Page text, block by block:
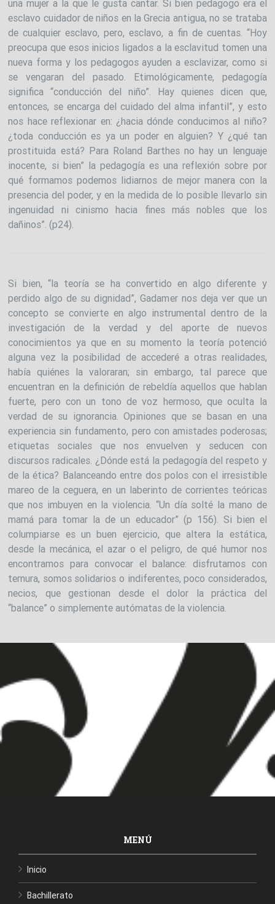
una mujer a la que le gusta cantar. Si bien pedagogo era el
esclavo cuidador de niños en la Grecia antigua, no se trataba
de cualquier esclavo, pero, esclavo, a fin de cuentas. “Hoy
preocupa que esos inicios ligados a la esclavitud tomen una
nueva forma y los pedagogos ayuden a esclavizar, como si
se vengaran del pasado. Etimológicamente, pedagogía
significa “conducción del niño”. Hay quienes dicen que,
entonces, se encarga del cuidado del alma infantil”, y esto
nos hace reflexionar en: ¿hacia dónde conducimos al niño?
¿toda conducción es ya un poder en alguien? Y ¿qué tan
prostituida está? Para Roland Barthes no hay un lenguaje
inocente, si bien” la pedagogía es una reflexión sobre por
qué formamos podemos lidiarnos de mejor manera con la
presencia del poder, y en la medida de lo posible llevarlo sin
ingenuidad ni cinismo hacia fines más nobles que los
dañinos”. (p24).
Si bien, “la teoría se ha convertido en algo diferente y
perdido algo de su dignidad”, Gadamer nos deja ver que un
concepto se convierte en algo instrumental dentro de la
investigación de la verdad y del aporte de nuevos
conocimientos ya que en su momento la teoría potenció
alguna vez la posibilidad de accederé a otras realidades,
había quiénes la valoraran; sin embargo, tal parece que
encuentran en la definición de rebeldía aquellos que hablan
fuerte, pero con un tono de voz hermoso, que oculta la
verdad de su ignorancia. Opiniones que se basan en una
experiencia sin fundamento, pero con amistades poderosas;
etiquetas sociales que nos envuelven y seducen con
discursos radicales. ¿Dónde está la pedagogía del respeto y
de la ética? Balanceando entre dos polos con el irresistible
mareo de la ceguera, en un laberinto de corrientes teóricas
que nos imbuyen en la violencia. “Un día solté la mano de
mamá para tomar la de un educador” (p 156). Si bien el
columpiarse es un buen ejercicio, que altera la estática,
desde la mecánica, el azar o el peligro, de qué humor nos
encontramos para convocar el balance: disfrutamos con
ternura, somos solidarios o indiferentes, poco considerados,
necios, que gestionan desde el dolor la práctica del
“balance” o simplemente autómatas de la violencia.
MENÚ
Inicio
Bachillerato